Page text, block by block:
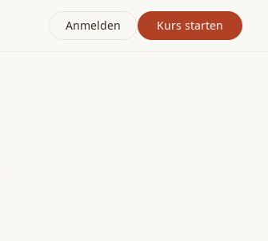
Anmelden Kurs starten